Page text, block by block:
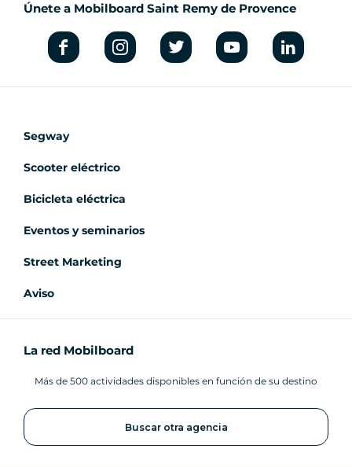
Únete a Mobilboard Saint Remy de Provence
Segway
Scooter eléctrico
Bicicleta eléctrica
Eventos y seminarios
Street Marketing
Aviso
La red Mobilboard
Más de 500 actividades disponibles en función de su destino
Buscar otra agencia